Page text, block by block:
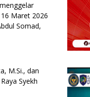
Maret 2026
Somad,
M.Si., dan
Syekh